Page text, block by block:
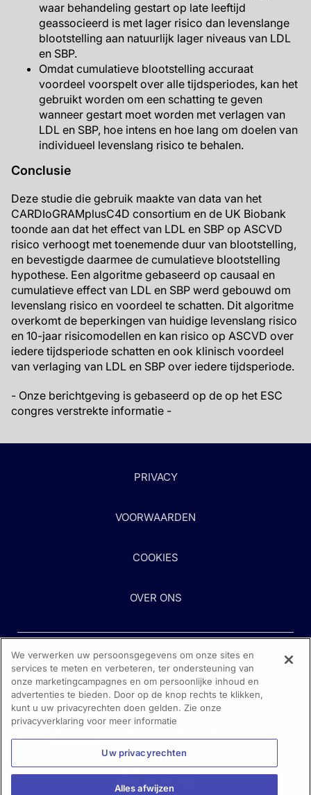
waar behandeling gestart op late leeftijd
geassocieerd is met lager risico dan levenslange
blootstelling aan natuurlijk lager niveaus van LDL
en SBP.
Omdat cumulatieve blootstelling accuraat
voordeel voorspelt over alle tijdsperiodes, kan het
gebruikt worden om een schatting te geven
wanneer gestart moet worden met verlagen van
LDL en SBP, hoe intens en hoe lang om doelen van
individueel levenslang risico te behalen.
Conclusie
Deze studie die gebruik maakte van data van het
CARDIoGRAMplusC4D consortium en de UK Biobank
toonde aan dat het effect van LDL en SBP op ASCVD
risico verhoogt met toenemende duur van blootstelling,
en bevestigde daarmee de cumulatieve blootstelling
hypothese. Een algoritme gebaseerd op causaal en
cumulatieve effect van LDL en SBP werd gebouwd om
levenslang risico en voordeel te schatten. Dit algoritme
overkomt de beperkingen van huidige levenslang risico
en 10-jaar risicomodellen en kan risico op ASCVD over
iedere tijdsperiode schatten en ook klinisch voordeel
van verlaging van LDL en SBP over iedere tijdsperiode.
- Onze berichtgeving is gebaseerd op de op het ESC
congres verstrekte informatie -
PRIVACY
VOORWAARDEN
COOKIES
OVER ONS
Heeft u hulp nodig?
Neem contact met ons op
We verwerken uw persoonsgegevens om onze sites en
services te meten en verbeteren, ter ondersteuning van
onze marketingcampagnes en om persoonlijke inhoud en
advertenties te bieden. Door op de knop rechts te klikken,
kunt u uw privacyrechten doen gelden. Zie onze
privacyverklaring voor meer informatie
Uw privacyrechten
Alles afwijzen